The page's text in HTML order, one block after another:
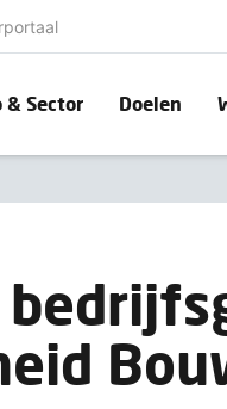
& Sector Doelen